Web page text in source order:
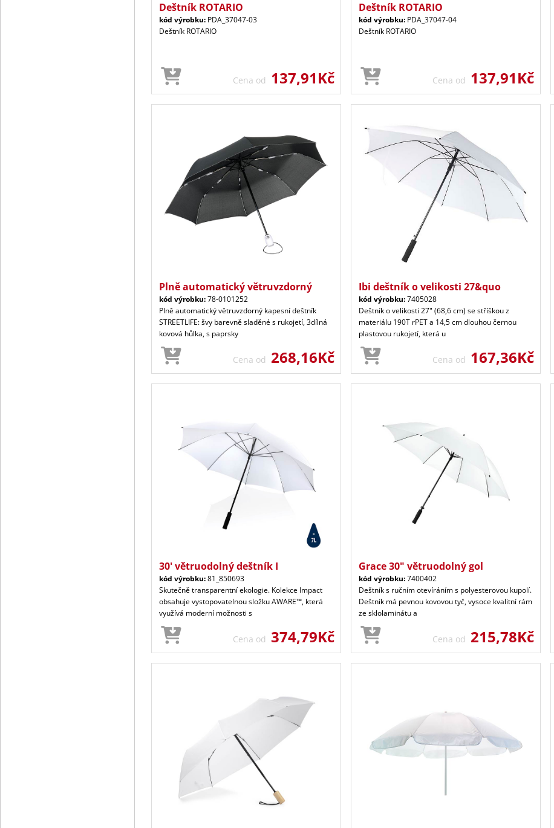
Deštník ROTARIO
kód výrobku: PDA_37047-03
Deštník ROTARIO
Cena od 137,91Kč
Deštník ROTARIO
kód výrobku: PDA_37047-04
Deštník ROTARIO
Cena od 137,91Kč
Plně automatický větruvzdorný
kód výrobku:78-0101252
Plně automatický větruvzdorný kapesní deštník
STREETLIFE: švy barevně sladěné s rukojetí, 3dílná
kovová hůlka, s paprsky
Cena od 268,16Kč
Ibi deštník o velikosti 27&quo
kód výrobku:7405028
Deštník o velikosti 27" (68,6 cm) se stříškou z
materiálu 190T rPET a 14,5 cm dlouhou černou
plastovou rukojetí, která u
Cena od 167,36Kč
30' větruodolný deštník I
kód výrobku:81_850693
Skutečně transparentní ekologie. Kolekce Impact
obsahuje vystopovatelnou složku AWARE™, která
využívá moderní možnosti s
Cena od 374,79Kč
Grace 30" větruodolný gol
kód výrobku:7400402
Deštník s ručním otevíráním s polyesterovou kupolí.
Deštník má pevnou kovovou tyč, vysoce kvalitní rám
ze sklolaminátu a
Cena od 215,78Kč